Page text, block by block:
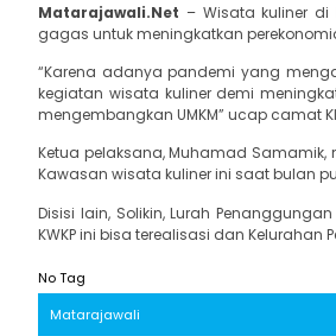
Matarajawali.Net – Wisata kuliner
gagas untuk meningkatkan
“Karena adanya pandemi yang
kegiatan wisata kuliner demi
mengembangkan UMKM” ucap camat
Ketua pelaksana, Muhamad Samamik,
Kawasan wisata kuliner ini saat bulan
Disisi lain, Solikin, Lurah
KWKP ini bisa terealisasi dan
No Tag
Matarajawali